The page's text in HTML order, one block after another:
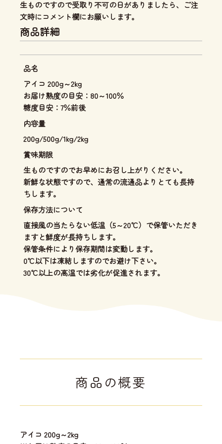
生ものですので受取り不可の日がありましたら、ご注
文時にコメント欄にお願いします。
商品詳細
品名
アイコ 200g～2kg
お届け熟度の目安：80～100％
糖度目安：7％前後
内容量
200g/500g/1kg/2kg
賞味期限
生ものですのでお早めにお召し上がりください。
新鮮な状態ですので、通常の流通品よりとても長持
ちします。
保存方法について
直接風の当たらない低温（5～20℃）で保管いただき
ますと鮮度が長持ちします。
保管条件により保存期間は変動します。
0℃以下は凍結しますのでお避け下さい。
30℃以上の高温では劣化が促進されます。
商品の概要
アイコ 200g～2kg